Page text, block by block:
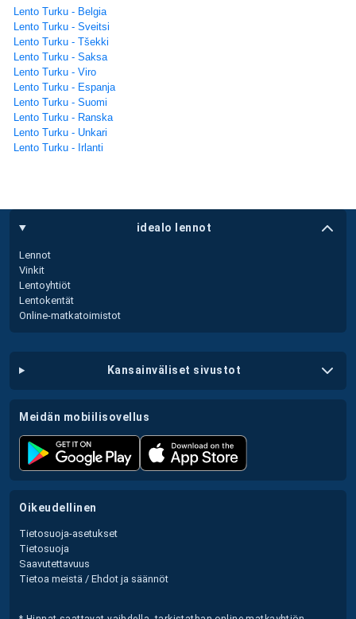
Lento Turku - Belgia
Lento Turku - Sveitsi
Lento Turku - Tšekki
Lento Turku - Saksa
Lento Turku - Viro
Lento Turku - Espanja
Lento Turku - Suomi
Lento Turku - Ranska
Lento Turku - Unkari
Lento Turku - Irlanti
idealo lennot
Lennot
Vinkit
Lentoyhtiöt
Lentokentät
Online-matkatoimistot
kansainväliset sivustot
meidän mobiilisovellus
oikeudellinen
Tietosuoja-asetukset
Tietosuoja
Saavutettavuus
Tietoa meistä / Ehdot ja säännöt